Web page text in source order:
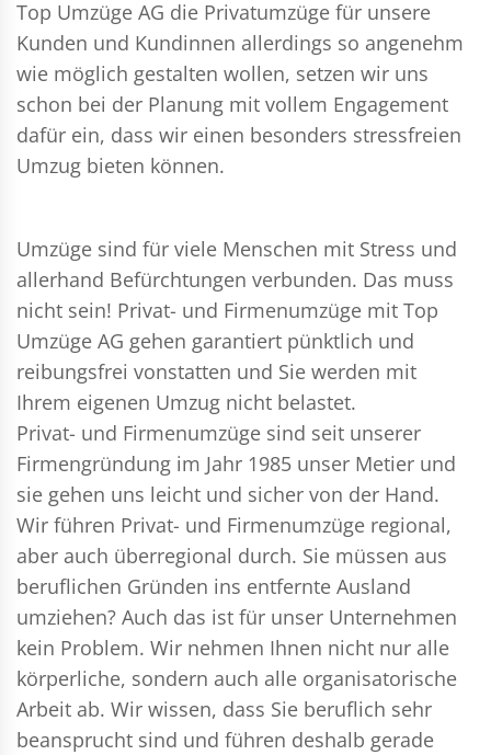
Top Umzüge AG die Privatumzüge für unsere
Kunden und Kundinnen allerdings so angenehm
wie möglich gestalten wollen, setzen wir uns
schon bei der Planung mit vollem Engagement
dafür ein, dass wir einen besonders stressfreien
Umzug bieten können.
Umzüge sind für viele Menschen mit Stress und
allerhand Befürchtungen verbunden. Das muss
nicht sein! Privat- und Firmenumzüge mit Top
Umzüge AG gehen garantiert pünktlich und
reibungsfrei vonstatten und Sie werden mit
Ihrem eigenen Umzug nicht belastet.
Privat- und Firmenumzüge sind seit unserer
Firmengründung im Jahr 1985 unser Metier und
sie gehen uns leicht und sicher von der Hand.
Wir führen Privat- und Firmenumzüge regional,
aber auch überregional durch. Sie müssen aus
beruflichen Gründen ins entfernte Ausland
umziehen? Auch das ist für unser Unternehmen
kein Problem. Wir nehmen Ihnen nicht nur alle
körperliche, sondern auch alle organisatorische
Arbeit ab. Wir wissen, dass Sie beruflich sehr
beansprucht sind und führen deshalb gerade